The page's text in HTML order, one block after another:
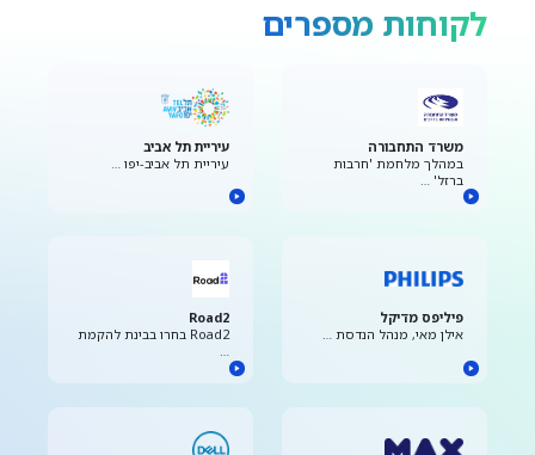
לקוחות מספרים
משרד התחבורה
במהלך מלחמת 'חרבות
ברזל' …
עיריית תל אביב
עיריית תל אביב-יפו …
פיליפס מדיקל
אילן מאי, מנהל הנדסת …
Road2
Road2 בחרו בבינת להקמת
…